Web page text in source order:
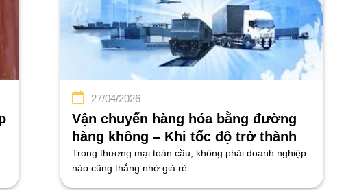
Vận chuyển hàng hóa bằng đường
hàng không – Khi tốc độ trở thành
lợi thế cạnh tranh
27/04/2026
Trong thương mại toàn cầu, không phải doanh nghiệp
nào cũng thắng nhờ giá rẻ.